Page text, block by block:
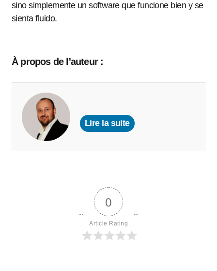
sino simplemente un software que funcione bien y se
sienta fluido.
À propos de l'auteur :
Lire la suite
0
Article Rating